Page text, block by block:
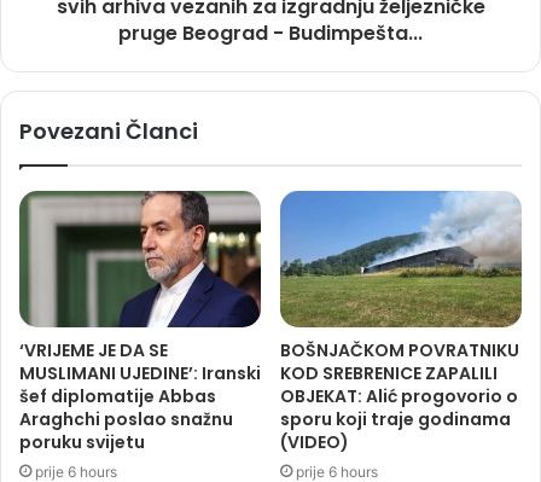
svih arhiva vezanih za izgradnju željezničke
pruge Beograd - Budimpešta...
Povezani Članci
‘VRIJEME JE DA SE
MUSLIMANI UJEDINE’: Iranski
šef diplomatije Abbas
Araghchi poslao snažnu
poruku svijetu
prije 6 hours
BOŠNJAČKOM POVRATNIKU
KOD SREBRENICE ZAPALILI
OBJEKAT: Alić progovorio o
sporu koji traje godinama
(VIDEO)
prije 6 hours